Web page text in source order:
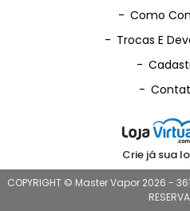
- Como
- Trocas E
-
-
Crie já sua
COPYRIGHT © Master Vapor 2026 -